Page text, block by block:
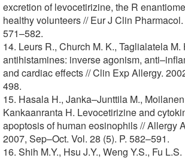
excretion of levocetirizine, the R
healthy volunteers // Eur J Clin
571–582.
14. Leurs R., Church M. K., Taglialatela M.
antihistamines: inverse agonism,
and cardiac effects // Clin Exp Allergy.
498.
15. Hasala H., Janka–Junttila M.,
Kankaanranta H. Levocetirizine and
apoptosis of human eosinophils // Allergy
2007, Sep–Oct. Vol. 28 (5). P. 582–591.
16. Shih M.Y., Hsu J.Y., Weng Y.S., Fu